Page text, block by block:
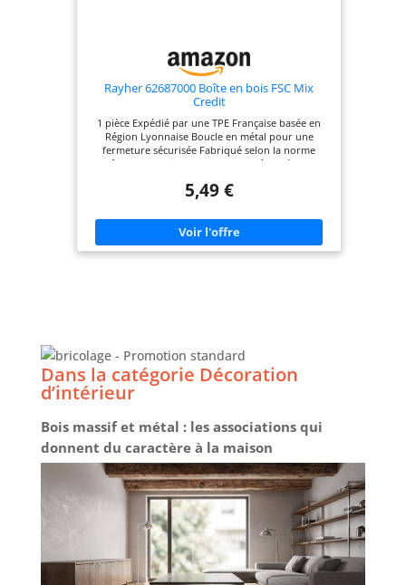
toxiques.
Rayher 62687000 Boîte en bois FSC Mix
Credit
1 pièce Expédié par une TPE Française basée en
Région Lyonnaise Boucle en métal pour une
fermeture sécurisée Fabriqué selon la norme
FSCâ" Personnalisable selon vos goûts Idéal pour
l'expression personnelle Respecte
5,49 €
Dans la catégorie Décoration
d’intérieur
Bois massif et métal : les associations qui
donnent du caractère à la maison